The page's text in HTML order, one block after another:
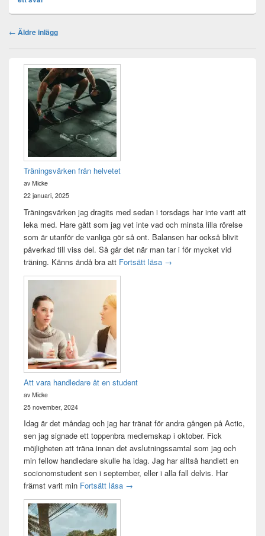
Inläggsnavigering
← Äldre inlägg
Primära
sidofältet
Widget
område
Träningsvärken från helvetet
av Micke
22 januari, 2025
Träningsvärken jag dragits med sedan i torsdags har inte varit att
leka med. Hare gått som jag vet inte vad och minsta lilla rörelse
som är utanför de vanliga gör så ont. Balansen har också blivit
påverkad till viss del. Så går det när man tar i för mycket vid
träning. Känns ändå bra att Fortsätt läsa Träningsvärken från helvetet
→
Att vara handledare åt en student
av Micke
25 november, 2024
Idag är det måndag och jag har tränat för andra gången på Actic,
sen jag signade ett toppenbra medlemskap i oktober. Fick
möjligheten att träna innan det avslutningssamtal som jag och
min fellow handledare skulle ha idag. Jag har alltså handlett en
socionomstudent sen i september, eller i alla fall delvis. Har
främst varit min Fortsätt läsa Att vara handledare åt en student
→